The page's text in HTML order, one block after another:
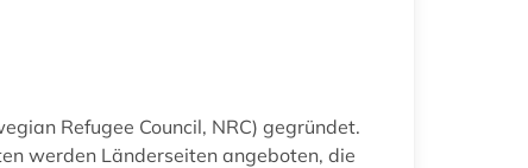
Refugee Council, NRC) gegründet.
werden Länderseiten angeboten, die